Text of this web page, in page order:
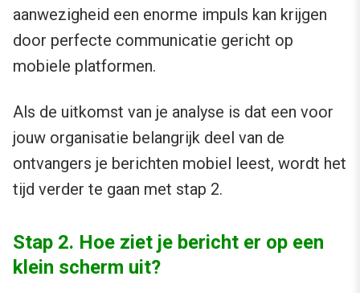
aanwezigheid een enorme impuls kan krijgen
door perfecte communicatie gericht op
mobiele platformen.
Als de uitkomst van je analyse is dat een voor
jouw organisatie belangrijk deel van de
ontvangers je berichten mobiel leest, wordt het
tijd verder te gaan met stap 2.
Stap 2. Hoe ziet je bericht er op een
klein scherm uit?